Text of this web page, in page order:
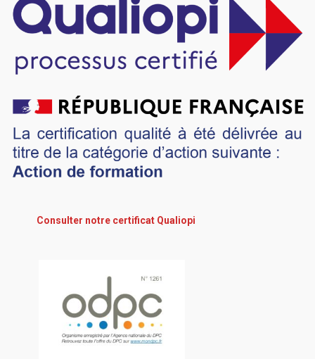
Consulter notre certificat Qualiopi